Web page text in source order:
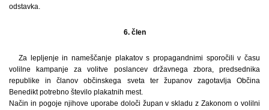
odstavka.
6. člen
Za lepljenje in nameščanje plakatov s propagandnimi sporočili v času
volilne kampanje za volitve poslancev državnega zbora, predsednika
republike in članov občinskega sveta ter županov zagotavlja Občina
Benedikt potrebno število plakatnih mest.
Način in pogoje njihove uporabe določi župan v skladu z Zakonom o volilni